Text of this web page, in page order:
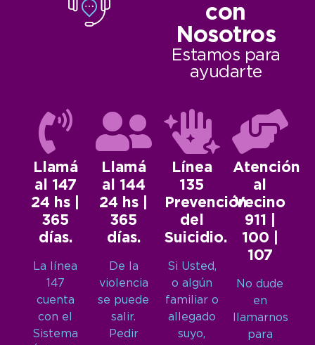
con
Nosotros
Estamos para
ayudarte
Llamá
al 147
24 hs |
365
días.
La línea
147
cuenta
con el
Sistema
Llamá
al 144
24 hs |
365
días.
De la
violencia
se puede
salir.
Pedir
Línea
135
Prevención
del
Suicidio.
Si Usted,
o algún
familiar o
allegado
suyo,
Atención
al
Vecino
911 |
100 |
107
No dude
en
llamarnos
para